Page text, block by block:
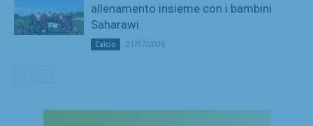
allenamento insieme con i bambini
Saharawi
Calcio 21/07/2026